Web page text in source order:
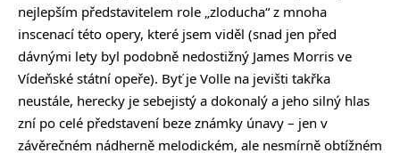
nejlepším představitelem role „zloducha“ z mnoha
inscenací této opery, které jsem viděl (snad jen před
dávnými lety byl podobně nedostižný James Morris ve
Vídeňské státní opeře). Byť je Volle na jevišti takřka
neustále, herecky je sebejistý a dokonalý a jeho silný hlas
zní po celé představení beze známky únavy – jen v
závěrečném nádherně melodickém, ale nesmírně obtížném